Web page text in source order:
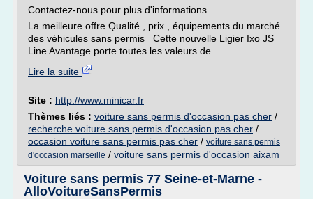
Contactez-nous pour plus d'informations
La meilleure offre Qualité , prix , équipements du marché
des véhicules sans permis Cette nouvelle Ligier Ixo JS
Line Avantage porte toutes les valeurs de...
Lire la suite
Site : http://www.minicar.fr
Thèmes liés : voiture sans permis d'occasion pas cher /
recherche voiture sans permis d'occasion pas cher /
occasion voiture sans permis pas cher / voiture sans permis
d'occasion marseille / voiture sans permis d'occasion aixam
Voiture sans permis 77 Seine-et-Marne -
AlloVoitureSansPermis